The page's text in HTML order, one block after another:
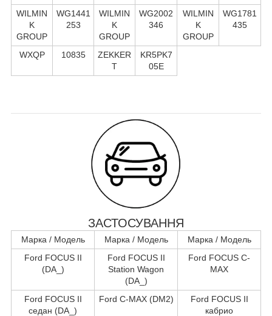
WILMIN
K
GROUP
WG1441
253
WILMIN
K
GROUP
WG2002
346
WILMIN
K
GROUP
WG1781
435
WXQP 10835
ZEKKER
T
KR5PK7
05E
ЗАСТОСУВАННЯ
Марка / Модель Марка / Модель
Марка / Модель
Ford FOCUS II
(DA_)
Ford FOCUS II
Station Wagon
(DA_)
Ford FOCUS C-
MAX
Ford FOCUS II
седан (DA_)
Ford C-MAX (DM2)
Ford FOCUS II
кабрио